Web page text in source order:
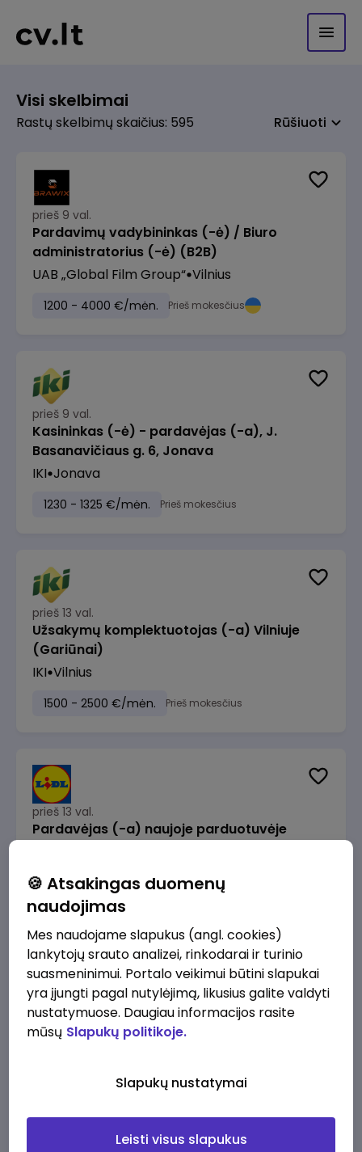
Visi skelbimai
Rastų skelbimų skaičius: 595 Rūšiuoti
prieš 9 val.
Pardavimų vadybininkas (-ė) / Biuro
administratorius (-ė) (B2B)
UAB „Global Film Group“ Vilnius
1200 - 4000 €/mėn. Prieš mokesčius
prieš 9 val.
Kasininkas (-ė) - pardavėjas (-a), J.
Basanavičiaus g. 6, Jonava
IKI Jonava
1230 - 1325 €/mėn. Prieš mokesčius
prieš 13 val.
Užsakymų komplektuotojas (-a) Vilniuje
(Gariūnai)
IKI Vilnius
1500 - 2500 €/mėn. Prieš mokesčius
prieš 13 val.
Pardavėjas (-a) naujoje parduotuvėje
1715 - 2170 €/mėn.
prieš 13 val.
Darbo užmokesčio buhalteris(ė)
3000 - 3650 €/mėn. Prieš mokesčius
🍪 Atsakingas duomenų
naudojimas
Mes naudojame slapukus (angl. cookies)
lankytojų srauto analizei, rinkodarai ir turinio
suasmeninimui. Portalo veikimui būtini slapukai
yra įjungti pagal nutylėjimą, likusius galite valdyti
nustatymuose. Daugiau informacijos rasite
mūsų Slapukų politikoje.
Slapukų nustatymai
Leisti visus slapukus